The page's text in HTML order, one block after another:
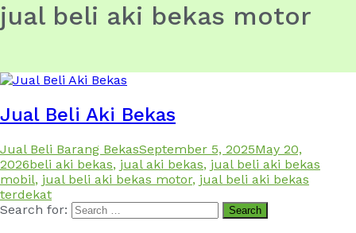
jual beli aki bekas motor
Jual Beli Aki Bekas
Jual Beli Barang BekasSeptember 5, 2025May 20,
2026beli aki bekas, jual aki bekas, jual beli aki bekas
mobil, jual beli aki bekas motor, jual beli aki bekas
terdekat
Search for: